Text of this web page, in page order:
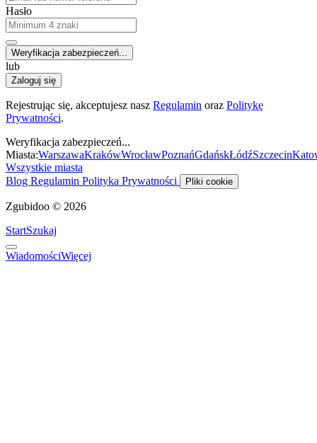
Hasło
Weryfikacja zabezpieczeń...
lub
Zaloguj się
Rejestrując się, akceptujesz nasz Regulamin oraz Politykę
Prywatności.
Weryfikacja zabezpieczeń...
Miasta:WarszawaKrakówWrocławPoznańGdańskŁódźSzczecin
Wszystkie miasta
Blog Regulamin Polityka Prywatności Pliki cookie
Zgubidoo © 2026
StartSzukaj
WiadomościWięcej